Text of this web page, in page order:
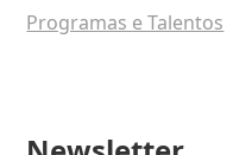
Programas e Talentos